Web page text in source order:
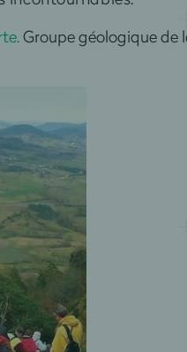
Groupe géologique de